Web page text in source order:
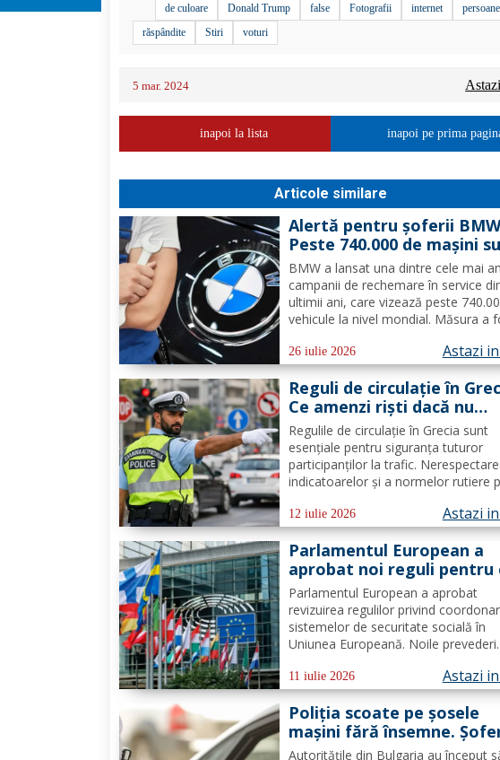
de culoare Donald Trump false Fotografii internet
persoane
răspândite
Stiri voturi
5 mar. 2024
inapoi la lista inapoi pe prima
Articole similare
Alertă pentru șoferii
Peste 740.000 de mașini
chemate urgent în service.
probleme s-au descoperit
BMW a lansat una dintre cele mai
campanii de rechemare în service
ultimii ani, care vizează peste
vehicule la nivel mondial. Măsura a
demaror, care, în anumite condiții,
provoca supraîncălzirea
scurtcircuite și...
26 iulie 2026 Astazi
Reguli de circulație în
Ce amenzi riști dacă nu
respecți indicatoarele
Regulile de circulație în Grecia sunt
esențiale pentru siguranța tuturor
participanților la trafic.
indicatoarelor și a normelor rutiere
care merg în Grecia cu mașina știu
este traficul și ce reguli trebuie să
respecte, însă dacă este...
12 iulie 2026 Astazi
Parlamentul European a
aprobat noi reguli pentru
care lucrează în alt stat UE.
Se schimbă șomajul și alte
beneficii sociale
Parlamentul European a aprobat
revizuirea regulilor privind
sistemelor de securitate socială în
Uniunea Europeană. Noile prevederi
sau lucrează într-un alt stat
stabilesc reguli mai clare pentru
indemnizații familiale, detașări...
11 iulie 2026 Astazi
Poliția scoate pe șosele
mașini fără însemne.
sunt opriți cu un mesaj
Autoritățile din Bulgaria au început